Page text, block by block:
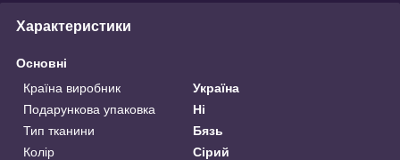
Характеристики
Основні
Країна виробник
Україна
Подарункова упаковка
Ні
Тип тканини
Бязь
Колір
Сірий